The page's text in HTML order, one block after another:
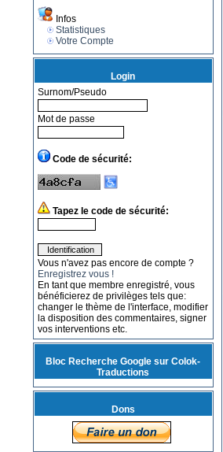
Infos
Statistiques
Votre Compte
Login
Surnom/Pseudo
Mot de passe
Code de sécurité:
Tapez le code de sécurité:
Vous n'avez pas encore de compte ?
Enregistrez vous !
En tant que membre enregistré, vous
bénéficierez de privilèges tels que:
changer le thème de l'interface, modifier
la disposition des commentaires, signer
vos interventions etc.
Bloc Recherche Google sur Colok-
Traductions
Dons